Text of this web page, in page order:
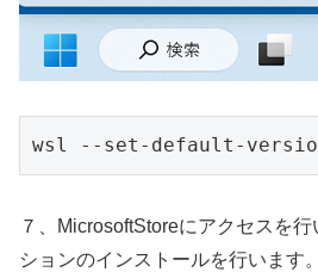
wsl --set-default-
７、MicrosoftStoreにアクセスを
ションのインストールを行います